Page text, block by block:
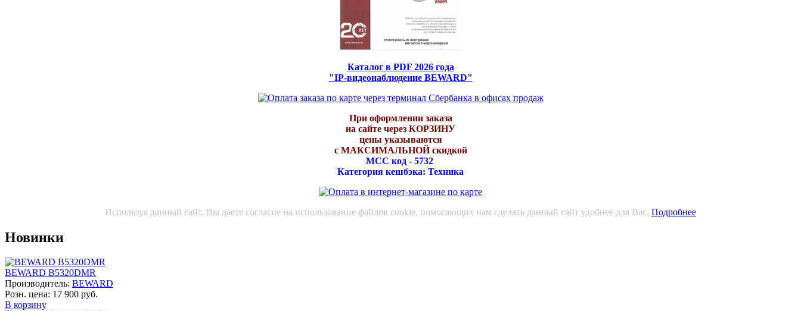
Каталог в PDF 2026 года
"IP-видеонаблюдение BEWARD"
При оформлении заказа
на сайте через КОРЗИНУ
цены указываются
с МАКСИМАЛЬНОЙ скидкой
МСС код - 5732
Категория кешбэка: Техника
Используя данный сайт, Вы даете согласие на использование файлов cookie, помогающих нам сделать данный сайт удобнее для Вас. Подробнее
Новинки
BEWARD B5320DMR
Производитель: BEWARD
Розн. цена: 17 900 руб.
В корзину